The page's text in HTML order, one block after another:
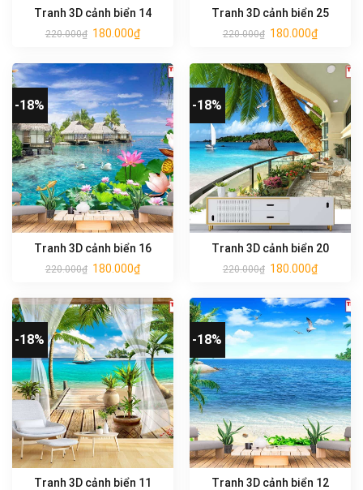
Tranh 3D cảnh biển 14
220.000₫ 180.000₫
Tranh 3D cảnh biển 25
220.000₫ 180.000₫
-18%
Tranh 3D cảnh biển 16
220.000₫ 180.000₫
-18%
Tranh 3D cảnh biển 20
220.000₫ 180.000₫
-18%
Tranh 3D cảnh biển 11
-18%
Tranh 3D cảnh biển 12